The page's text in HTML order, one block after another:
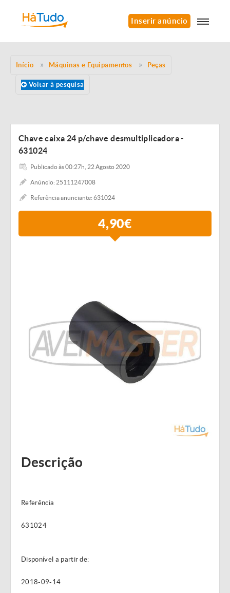
Inserir anúncio
Início Máquinas e Equipamentos Peças
Voltar à pesquisa
Chave caixa 24 p/chave desmultiplicadora -
631024
Publicado às 00:27h, 22 Agosto 2020
Anúncio: 25111247008
Referência anunciante: 631024
4,90€
Descrição
Referência
631024
Disponível a partir de:
2018-09-14